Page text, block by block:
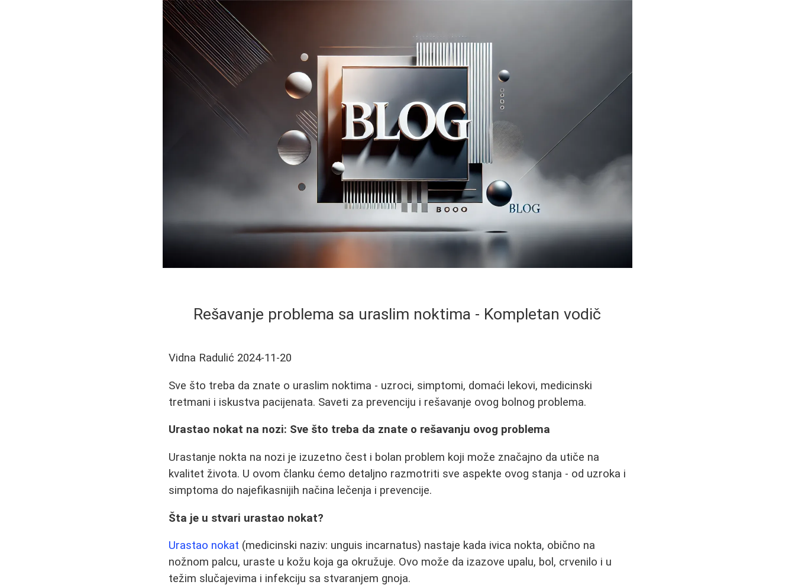
Rešavanje problema sa uraslim noktima - Kompletan vodič
Vidna Radulić 2024-11-20
Sve što treba da znate o uraslim noktima - uzroci, simptomi, domaći lekovi, medicinski
tretmani i iskustva pacijenata. Saveti za prevenciju i rešavanje ovog bolnog problema.
Urastao nokat na nozi: Sve što treba da znate o rešavanju ovog problema
Urastanje nokta na nozi je izuzetno čest i bolan problem koji može značajno da utiče na
kvalitet života. U ovom članku ćemo detaljno razmotriti sve aspekte ovog stanja - od uzroka i
simptoma do najefikasnijih načina lečenja i prevencije.
Šta je u stvari urastao nokat?
Urastao nokat (medicinski naziv: unguis incarnatus) nastaje kada ivica nokta, obično na
nožnom palcu, uraste u kožu koja ga okružuje. Ovo može da izazove upalu, bol, crvenilo i u
težim slučajevima i infekciju sa stvaranjem gnoja.